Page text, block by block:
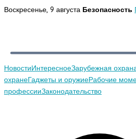
Перейти
Воскресенье, 9 августа Безопасность
НовостиИнтересноеЗарубежная
охранеГаджеты и оружиеРабочие
профессииЗаконодательство